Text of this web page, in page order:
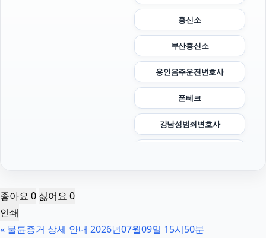
흥신소
부산흥신소
용인음주운전변호사
폰테크
강남성범죄변호사
의정부형사전문변호사
좋아요 0 싫어요 0
인쇄
« 불륜증거 상세 안내 2026년07월09일 15시50분